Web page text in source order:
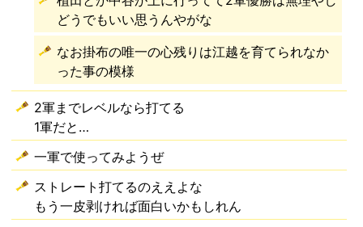
どうでもいい思うんやがな
なお掛布の唯一の心残りは江越を育てられなか
った事の模様
2軍までレベルなら打てる
1軍だと…
一軍で使ってみようぜ
ストレート打てるのええよな
もう一皮剥ければ面白いかもしれん